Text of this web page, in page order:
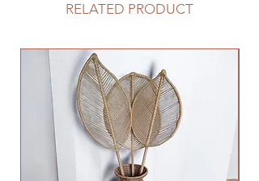
RELATED PRODUCT